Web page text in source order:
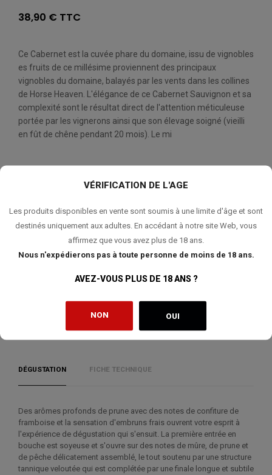
VÉRIFICATION DE L'AGE
Les produits disponibles en vente sont soumis à une limite d'âge et sont
destinés uniquement aux adultes. En accédant à notre site Web, vous
affirmez que vous avez plus de 18 ans.
Nous n'expédierons pas à toute personne de moins de 18 ans.
AVEZ-VOUS PLUS DE 18 ANS ?
NON OUI
38,90 € TTC
Ce Cabernet est la cuvée phare du domaine, issu de vignobles
es fruits de ce millésime proviennent des principaux
vignobles du domaine, balayés par les vents dans les collines
de Horse Heaven. L'élégance de ce Cabernet Sauvignon et sa
complexité sont le résultat direct de l'attention méticuleuse
portée par les vignerons ainsi que son élevage soigné (vieilli
en fût de chêne pendant 20 mois). Le mi
DÉGUSTATION FICHE TECHNIQUE
Des arômes profonds de prune avec des notes de confiture de
framboise et la sensation d'embruns frais ouvrent votre esprit à
l'expérience de dégustation qui s'ensuit. La première entrée en
bouche est soyeuse et s'ouvre sur des notes de mûre, de prune et
de pêche délicatement assemblé, le tout soutenu par une structure
tannique veloutée qui est complétée par une finale longue et subtile